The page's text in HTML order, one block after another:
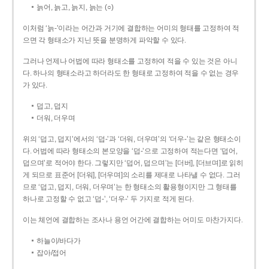
늙어, 늙고, 늙지, 늙는 (○)
이처럼 ‘늙-­’이라는 어간과 거기에 결합하는 어미의 형태를 고정하여 적
으면 각 형태소가 지닌 뜻을 분명하게 파악할 수 있다.
그러나 언제나 어법에 따라 형태소를 고정하여 적을 수 있는 것은 아니
다. 하나의 형태소라고 하더라도 한 형태로 고정하여 적을 수 없는 경우
가 있다.
덥고, 덥지
더워, 더우며
위의 ‘덥고, 덥지’에서의 ‘덥-­’과 ‘더워, 더우며’의 ‘더우-­’는 같은 형태소이
다. 어법에 따라 형태소의 본모양을 ‘덥-­’으로 고정하여 적는다면 ‘덥어,
덥으며’로 적어야 한다. 그렇지만 ‘덥어, 덥으며’는 [더버], [더브며]로 읽히
게 되므로 표준어 [더워], [더우며]의 소리를 제대로 나타낼 수 없다. 그러
므로 ‘덥고, 덥지, 더워, 더우며’는 한 형태소의 활용형이지만 그 형태를
하나로 고정할 수 없고 ‘덥-’, ‘더우-’ 두 가지로 적게 된다.
이는 체언에 결합하는 조사나 용언 어간에 결합하는 어미도 마찬가지다.
하늘이/바다가
잡아/접어